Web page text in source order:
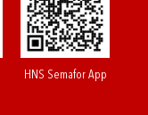
HNS Semafor App